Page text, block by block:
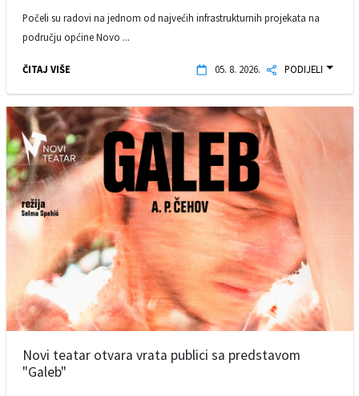
Počeli su radovi na jednom od najvećih infrastrukturnih projekata na
području općine Novo ...
ČITAJ VIŠE 05. 8. 2026. PODIJELI
Novi teatar otvara vrata publici sa predstavom
"Galeb"